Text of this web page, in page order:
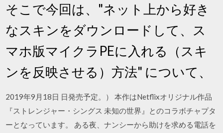
そこで今回は、"ネット上から好き
なスキンをダウンロードして、ス
マホ版マイクラPEに入れる（スキ
ンを反映させる）方法" について、
2019年9月18日 日発売予定。） 本作はNetflixオリジナル作品
『ストレンジャー・シングス 未知の世界』とのコラボチャプタ
ーとなっています。 ある夜、ナンシーから助けを求める電話を